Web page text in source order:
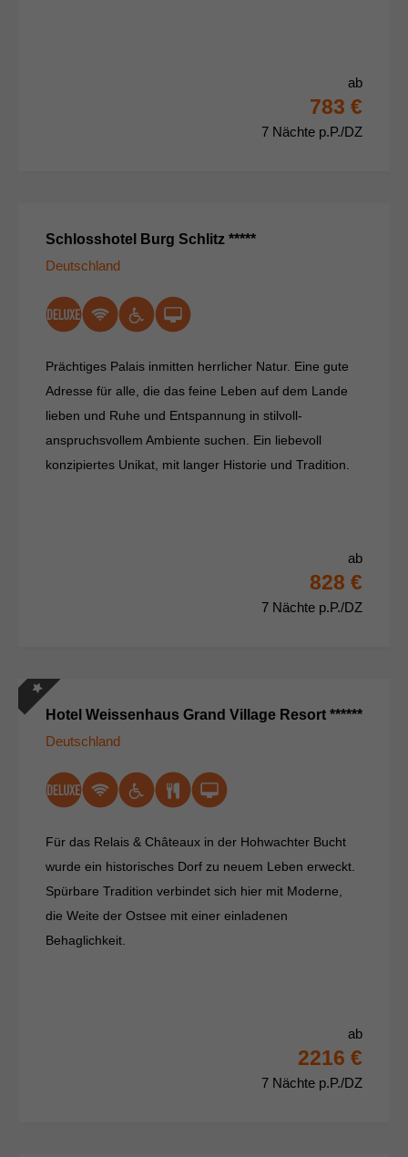
ab
783 €
7 Nächte p.P./DZ
Schlosshotel Burg Schlitz *****
Deutschland
Prächtiges Palais inmitten herrlicher Natur. Eine gute
Adresse für alle, die das feine Leben auf dem Lande
lieben und Ruhe und Entspannung in stilvoll-
anspruchsvollem Ambiente suchen. Ein liebevoll
konzipiertes Unikat, mit langer Historie und Tradition.
ab
828 €
7 Nächte p.P./DZ
Hotel Weissenhaus Grand Village Resort ******
Deutschland
Für das Relais & Châteaux in der Hohwachter Bucht
wurde ein historisches Dorf zu neuem Leben erweckt.
Spürbare Tradition verbindet sich hier mit Moderne,
die Weite der Ostsee mit einer einladenen
Behaglichkeit.
ab
2216 €
7 Nächte p.P./DZ